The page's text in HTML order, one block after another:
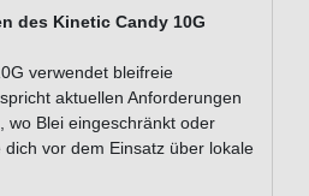
des Kinetic Candy 10G
verwendet bleifreie
aktuellen Anforderungen
wo Blei eingeschränkt oder
vor dem Einsatz über lokale